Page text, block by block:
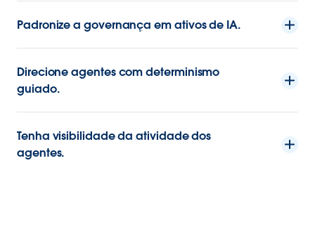
Padronize a governança em ativos de IA.
Direcione agentes com determinismo
guiado.
Tenha visibilidade da atividade dos
agentes.